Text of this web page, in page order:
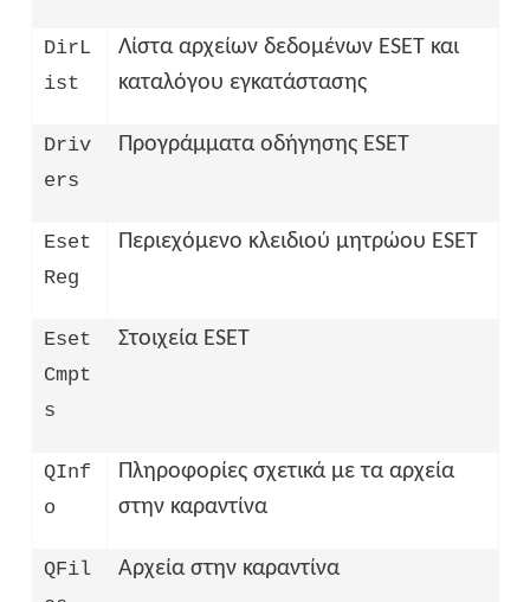
DirL
ist
Λίστα αρχείων δεδομένων ESET και
καταλόγου εγκατάστασης
Driv
ers
Προγράμματα οδήγησης ESET
Eset
Reg
Περιεχόμενο κλειδιού μητρώου ESET
Eset
Cmpt
s
Στοιχεία ESET
QInf
o
Πληροφορίες σχετικά με τα αρχεία
στην καραντίνα
QFil
Αρχεία στην καραντίνα